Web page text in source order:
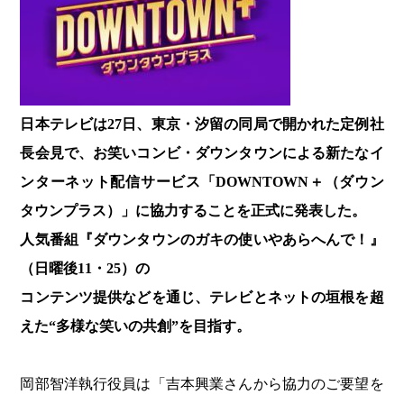
日本テレビは27日、東京・汐留の同局で開かれた定例社
長会見で、お笑いコンビ・ダウンタウンによる新たなイ
ンターネット配信サービス「DOWNTOWN＋（ダウン
タウンプラス）」に協力することを正式に発表した。
人気番組『ダウンタウンのガキの使いやあらへんで！』
（日曜後11・25）の
コンテンツ提供などを通じ、テレビとネットの垣根を超
えた“多様な笑いの共創”を目指す。
岡部智洋執行役員は「吉本興業さんから協力のご要望を